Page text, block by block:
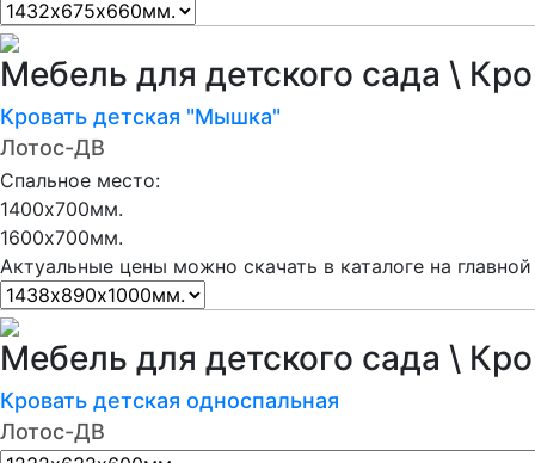
Мебель для детского сада \
Кровать детская "Мышка"
Лотос-ДВ
Спальное место:
1400х700мм.
1600х700мм.
Актуальные цены можно скачать в каталоге на
Мебель для детского сада \
Кровать детская односпальная
Лотос-ДВ